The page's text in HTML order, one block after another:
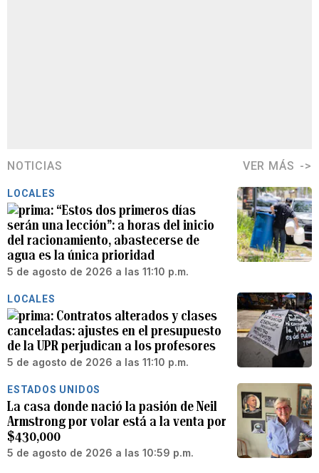
NOTICIAS VER MÁS
LOCALES
“Estos dos primeros días
serán una lección”: a horas del inicio
del racionamiento, abastecerse de
agua es la única prioridad
5 de agosto de 2026 a las 11:10 p.m.
LOCALES
Contratos alterados y clases
canceladas: ajustes en el presupuesto
de la UPR perjudican a los profesores
5 de agosto de 2026 a las 11:10 p.m.
ESTADOS UNIDOS
La casa donde nació la pasión de Neil
Armstrong por volar está a la venta por
$430,000
5 de agosto de 2026 a las 10:59 p.m.